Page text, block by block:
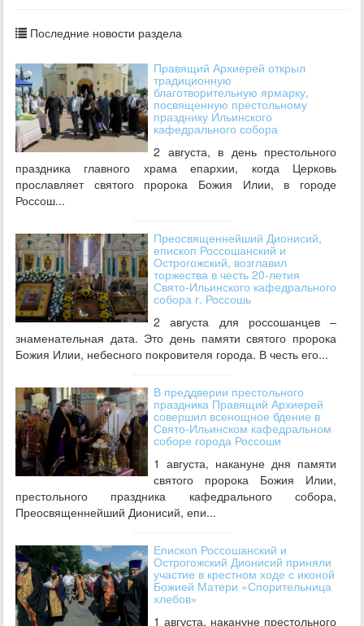
Последние новости раздела
Правящий Архиерей открыл
традиционную
благотворительную ярмарку,
посвященную престольному
празднику Ильинского
кафедрального собора
2 августа, в день престольного
праздника главного храма епархии, когда Церковь
прославляет святого пророка Божия Илии, в городе
Россош...
Преосвященнейший Дионисий,
епископ Россошанский и
Острогожский, возглавил
торжества в честь 20-летия
Свято-Ильинского кафедрального
собора г. Россошь
2 августа для россошанцев –
знаменательная дата. Это день памяти святого пророка
Божия Илии, небесного покровителя города. В честь его...
В преддверии престольного
праздника Правящий Архиерей
совершил всенощное бдение в
Свято-Ильинском кафедральном
соборе города Россоши
1 августа, накануне дня памяти
святого пророка Божия Илии,
престольного праздника кафедрального собора,
Преосвященнейший Дионисий, епи...
Епископ Россошанский и
Острогожский Дионисий приняли
участие в крестном ходе с иконой
Божией Матери «Спорительница
хлебов»
1 августа, накануне престольного